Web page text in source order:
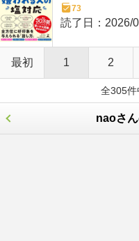
73
読了日： 2026/
最初 1 2
全305
naoさ